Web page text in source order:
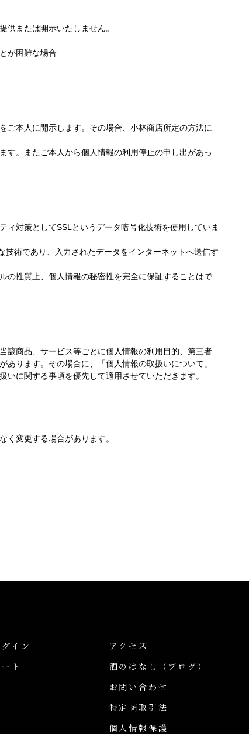
供または開示いたしません。
が困難な場合
ご本人に開示します。その場合、小林商店所定の方法に
す。またご本人から個人情報の利用停止の申し出があっ
対策としてSSLというデータ暗号化技術を使用していま
術であり、入力されたデータをインターネットへ送信す
の性質上、個人情報の秘密性を完全に保証することはで
該商品、サービス等ごとに個人情報の利用目的、第三者
ります。その場合に、「個人情報の取扱いについて」
に関する事項を優先して適用させていただきます。
く変更する場合があります。
グイン
ト
アクセス
酒のはなし
（ブログ）
お問い合わせ
特定商取引法
個人情報保護